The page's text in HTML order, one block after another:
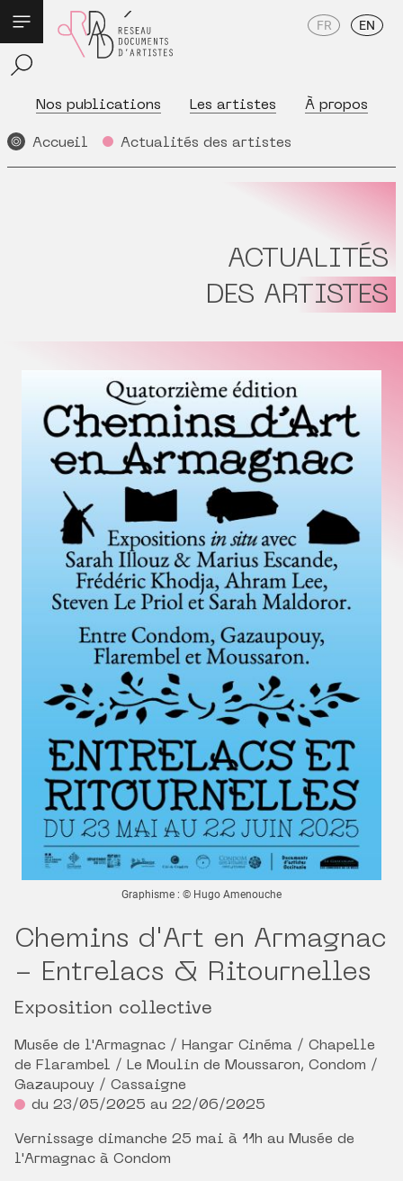
Nos publications Les artistes À propos
FR EN
Accueil Actualités des artistes
ACTUALITÉS
DES ARTISTES
Graphisme : © Hugo Amenouche
Chemins d'Art en Armagnac
- Entrelacs & Ritournelles
Exposition collective
Musée de l'Armagnac / Hangar Cinéma / Chapelle
de Flarambel / Le Moulin de Moussaron, Condom /
Gazaupouy / Cassaigne
du 23/05/2025 au 22/06/2025
Vernissage dimanche 25 mai à 11h au Musée de
l'Armagnac à Condom